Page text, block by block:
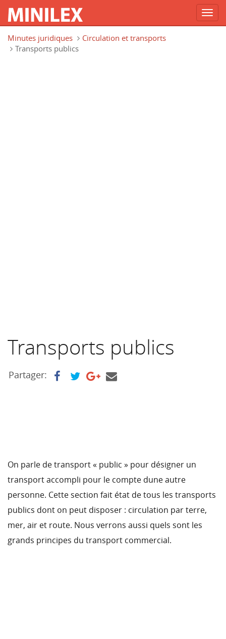
Minutes juridiques
Circulation et transports
Transports publics
Transports publics
Partager:
On parle de transport « public » pour désigner un
transport accompli pour le compte dune autre
personne. Cette section fait état de tous les transports
publics dont on peut disposer : circulation par terre,
mer, air et route. Nous verrons aussi quels sont les
grands principes du transport commercial.